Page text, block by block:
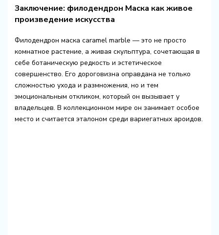
Заключение: филодендрон Маска как живое
произведение искусства
Филодендрон маска caramel marble — это не просто
комнатное растение, а живая скульптура, сочетающая в
себе ботаническую редкость и эстетическое
совершенство. Его дороговизна оправдана не только
сложностью ухода и размножения, но и тем
эмоциональным откликом, который он вызывает у
владельцев. В коллекционном мире он занимает особое
место и считается эталоном среди вариегатных ароидов.